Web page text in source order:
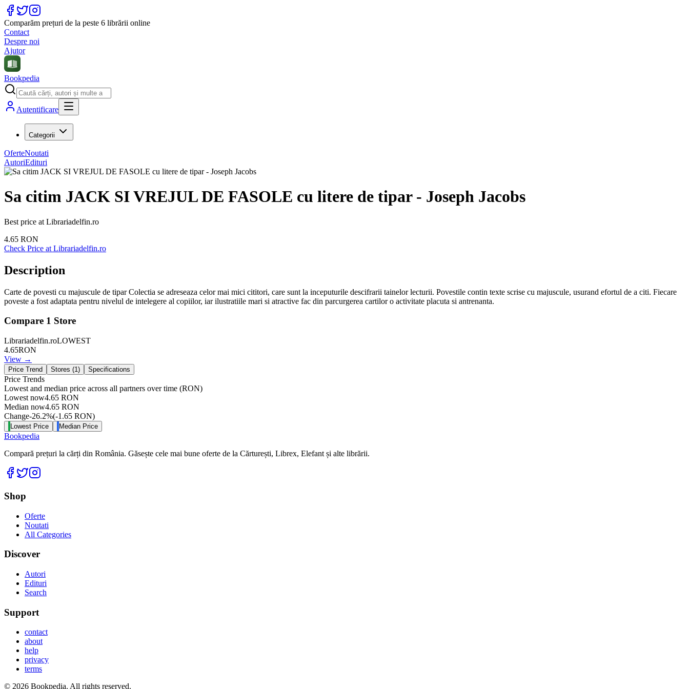
Comparăm prețuri de la peste 6 librării online
Contact
Despre noi
Ajutor
Bookpedia
Autentificare
Categorii
OferteNoutati
AutoriEdituri
Sa citim JACK SI VREJUL DE FASOLE cu litere de tipar - Joseph Jacobs
Best price at Librariadelfin.ro
4.65 RON
Check Price at Librariadelfin.ro
Description
Carte de povesti cu majuscule de tipar Colectia se adreseaza celor mai mici cititori, care sunt la inceputurile descifrarii tainelor lecturii. Povestile contin texte scrise cu majuscule, usurand efortul de a citi. Fiecare
poveste a fost adaptata pentru nivelul de intelegere al copiilor, iar ilustratiile mari si atractive fac din parcurgerea cartilor o activitate placuta si antrenanta.
Compare 1 Store
Librariadelfin.roLOWEST
4.65RON
View →
Price Trend Stores (1) Specifications
Price Trends
Lowest and median price across all partners over time (RON)
Lowest now4.65 RON
Median now4.65 RON
Change-26.2%(-1.65 RON)
Lowest Price Median Price
Bookpedia
Compară prețuri la cărți din România. Găsește cele mai bune oferte de la Cărturești, Librex, Elefant și alte librării.
Facebook
Twitter
Shop
Oferte
Noutati
All Categories
Discover
Autori
Edituri
Search
Support
contact
about
help
privacy
terms
© 2026 Bookpedia. All rights reserved.